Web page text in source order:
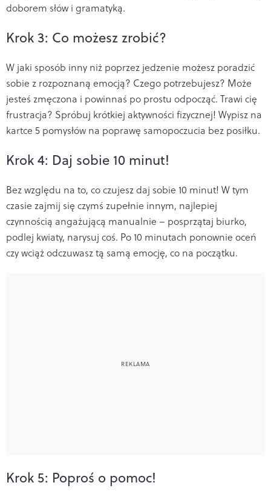
doborem słów i gramatyką.
Krok 3: Co możesz zrobić?
W jaki sposób inny niż poprzez jedzenie możesz poradzić
sobie z rozpoznaną emocją? Czego potrzebujesz? Może
jesteś zmęczona i powinnaś po prostu odpocząć. Trawi cię
frustracja? Spróbuj krótkiej aktywności fizycznej! Wypisz na
kartce 5 pomysłów na poprawę samopoczucia bez posiłku.
Krok 4: Daj sobie 10 minut!
Bez względu na to, co czujesz daj sobie 10 minut! W tym
czasie zajmij się czymś zupełnie innym, najlepiej
czynnością angażującą manualnie – posprzątaj biurko,
podlej kwiaty, narysuj coś. Po 10 minutach ponownie oceń
czy wciąż odczuwasz tą samą emocję, co na początku.
Krok 5: Poproś o pomoc!